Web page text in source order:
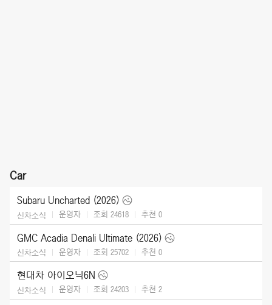
Car
Subaru Uncharted (2026)
신차소식 운영자 조회 24618 추천 0
GMC Acadia Denali Ultimate (2026)
신차소식 운영자 조회 25702 추천 0
현대차 아이오닉6N
신차소식 운영자 조회 24203 추천 2